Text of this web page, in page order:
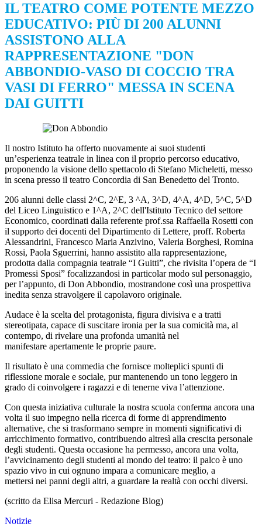
IL TEATRO COME POTENTE MEZZO
EDUCATIVO: PIÙ DI 200 ALUNNI
ASSISTONO ALLA
RAPPRESENTAZIONE "DON
ABBONDIO-VASO DI COCCIO TRA
VASI DI FERRO" MESSA IN SCENA
DAI GUITTI
Il nostro Istituto ha offerto nuovamente ai suoi studenti
un’esperienza teatrale in linea con il proprio percorso educativo,
proponendo la visione dello spettacolo di Stefano Micheletti, messo
in scena presso il teatro Concordia di San Benedetto del Tronto.
206 alunni delle classi 2^C, 2^E, 3 ^A, 3^D, 4^A, 4^D, 5^C, 5^D
del Liceo Linguistico e 1^A, 2^C dell'Istituto Tecnico del settore
Economico, coordinati dalla referente prof.ssa Raffaella Rosetti con
il supporto dei docenti del Dipartimento di Lettere, proff. Roberta
Alessandrini, Francesco Maria Anzivino, Valeria Borghesi, Romina
Rossi, Paola Sguerrini, hanno assistito alla rappresentazione,
prodotta dalla compagnia teatrale “I Guitti”, che rivisita l’opera de “I
Promessi Sposi” focalizzandosi in particolar modo sul personaggio,
per l’appunto, di Don Abbondio, mostrandone così una prospettiva
inedita senza stravolgere il capolavoro originale.
Audace è la scelta del protagonista, figura divisiva e a tratti
stereotipata, capace di suscitare ironia per la sua comicità ma, al
contempo, di rivelare una profonda umanità nel
manifestare apertamente le proprie paure.
Il risultato è una commedia che fornisce molteplici spunti di
riflessione morale e sociale, pur mantenendo un tono leggero in
grado di coinvolgere i ragazzi e di tenerne viva l’attenzione.
Con questa iniziativa culturale la nostra scuola conferma ancora una
volta il suo impegno nella ricerca di forme di apprendimento
alternative, che si trasformano sempre in momenti significativi di
arricchimento formativo, contribuendo altresì alla crescita personale
degli studenti. Questa occasione ha permesso, ancora una volta,
l’avvicinamento degli studenti al mondo del teatro: il palco è uno
spazio vivo in cui ognuno impara a comunicare meglio, a
mettersi nei panni degli altri, a guardare la realtà con occhi diversi.
(scritto da Elisa Mercuri - Redazione Blog)
Notizie